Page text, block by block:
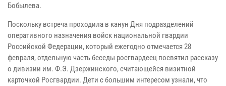
Бобылева.
Поскольку встреча проходила в канун Дня подразделений
оперативного назначения войск национальной гвардии
Российской Федерации, который ежегодно отмечается 28
февраля, отдельную часть беседы росгвардеец посвятил рассказу
о дивизии им. Ф.Э. Дзержинского, считающейся визитной
карточкой Росгвардии. Дети с большим интересом узнали, что